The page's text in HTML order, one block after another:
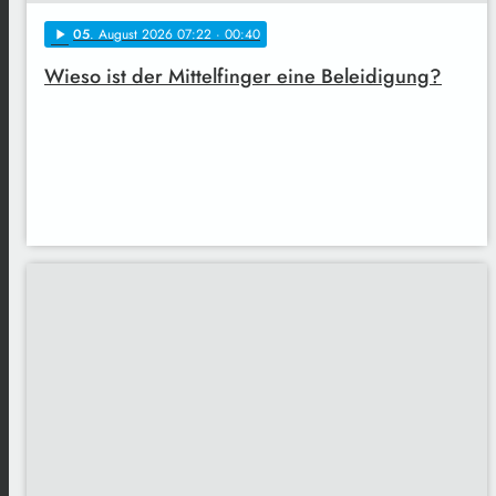
play_arrow 05. August 2026 07:22 · 00:40
Wieso ist der Mittelfinger eine Beleidigung?